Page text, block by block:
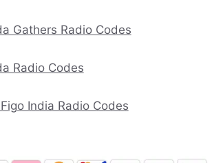
Gathers Radio Codes
Radio Codes
India Radio Codes